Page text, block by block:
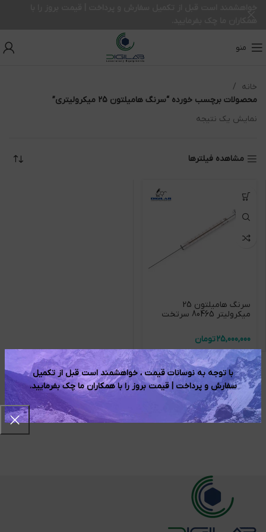
با توجه به نوسانات قیمت ، خواهشمند است قبل از تکمیل
سفارش و پرداخت | قیمت بروز را با همکاران ما چک بفرمایید.​
منو
خانه
محصولات برچسب خورده “سرنگ هامیلتون 25 میکرولیتری”
نمایش یک نتیجه
مشاهده فیلترها
سرنگ هامیلتون 25
میکرولیتر 80465 سرتخت
تومان